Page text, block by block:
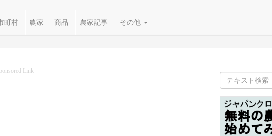
町村 農家 商品 農家記事 その他
Link